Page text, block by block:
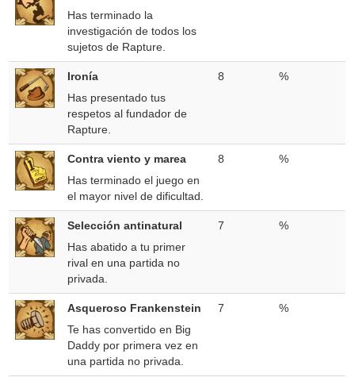
Has terminado la
investigación de todos los
sujetos de Rapture.
Ironía
Has presentado tus
respetos al fundador de
Rapture.
8 %
Contra viento y marea
Has terminado el juego en
el mayor nivel de dificultad.
8 %
Selección antinatural
Has abatido a tu primer
rival en una partida no
privada.
7 %
Asqueroso Frankenstein
Te has convertido en Big
Daddy por primera vez en
una partida no privada.
7 %